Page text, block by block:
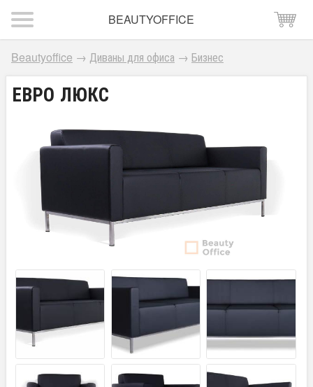
BEAUTYOFFICE
Beautyoffice → Диваны для офиса → Бизнес
ЕВРО ЛЮКС